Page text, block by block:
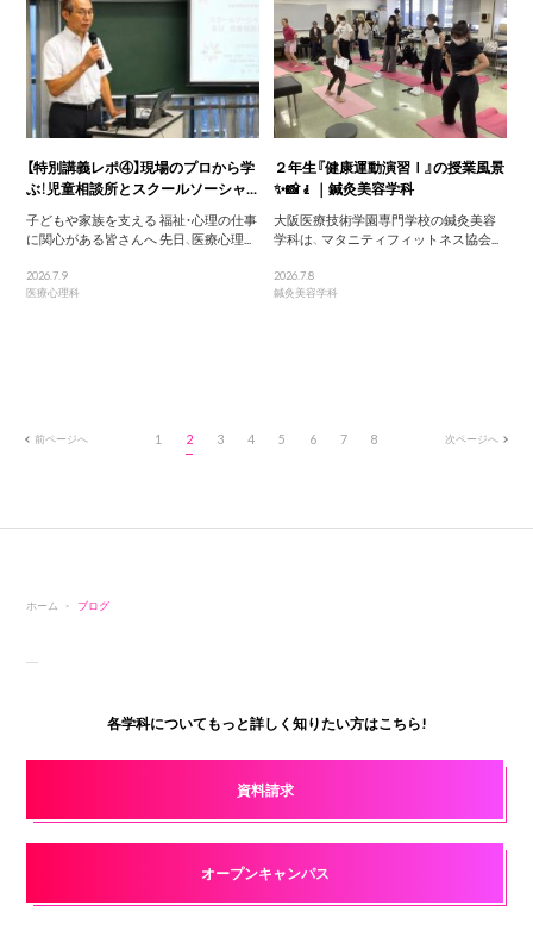
【特別講義レポ④】現場のプロから学
ぶ！児童相談所とスクールソーシャ...
子どもや家族を支える 福祉・心理の仕事
に関心がある皆さんへ 先日、医療心理...
2026.7.9
医療心理科
２年生『健康運動演習Ⅰ』の授業風景
✨📸🧎｜鍼灸美容学科
大阪医療技術学園専門学校の鍼灸美容
学科は、 マタニティフィットネス協会...
2026.7.8
鍼灸美容学科
前ページへ 1 2 3 4 5 6 7 8 次ページへ
ホーム ブログ
各学科についてもっと詳しく知りたい方はこちら!
資料請求
オープンキャンパス